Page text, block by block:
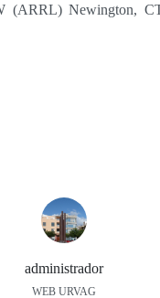
(ARRL) Newington,
administrador
WEB URVAG